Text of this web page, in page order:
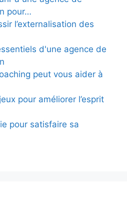
pour…
l’externalisation des
d'une agence de
peut vous aider à
pour améliorer l’esprit
pour satisfaire sa